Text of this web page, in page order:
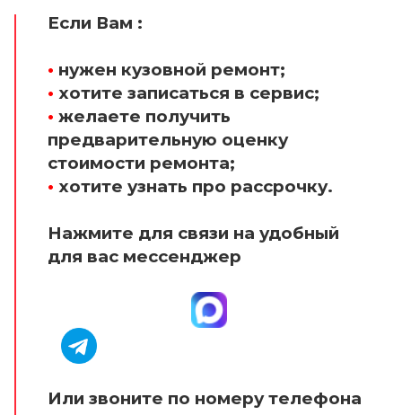
Если Вам :
• нужен кузовной ремонт;
• хотите записаться в сервис;
• желаете получить
предварительную оценку
стоимости ремонта;
• хотите узнать про рассрочку.
Нажмите для связи на удобный
для вас мессенджер
Или звоните по номеру телефона